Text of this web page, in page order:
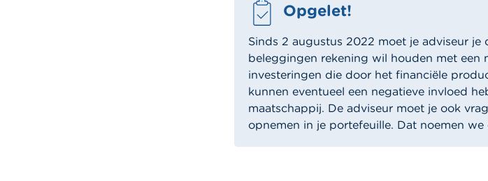
Opgelet!
Sinds 2 augustus 2022 moet je adviseur je
beleggingen rekening wil houden met een
investeringen die door het financiële
kunnen eventueel een negatieve invloed
maatschappij. De adviseur moet je ook
opnemen in je portefeuille. Dat noemen we